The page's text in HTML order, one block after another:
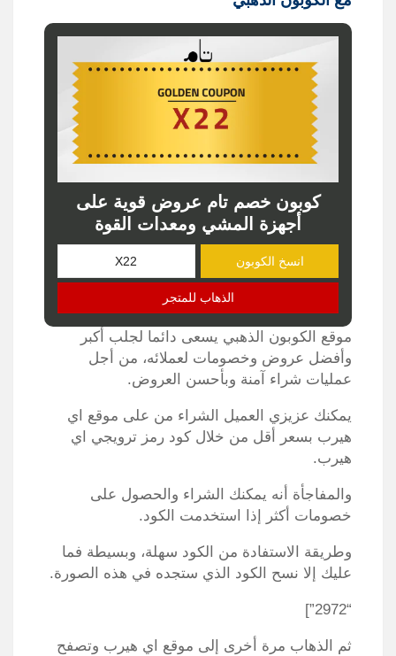
كوبون خصم تام عروض قوية على
أجهزة المشي ومعدات القوة
انسخ الكوبون
الذهاب للمتجر
موقع الكوبون الذهبي يسعى دائما لجلب أكبر
وأفضل عروض وخصومات لعملائه، من أجل
عمليات شراء آمنة وبأحسن العروض.
يمكنك عزيزي العميل الشراء من على موقع اي
هيرب بسعر أقل من خلال كود رمز ترويجي اي
هيرب.
والمفاجأة أنه يمكنك الشراء والحصول على
خصومات أكثر إذا استخدمت الكود.
وطريقة الاستفادة من الكود سهلة، وبسيطة فما
عليك إلا نسح الكود الذي ستجده في هذه الصورة.
“2972”]
ثم الذهاب مرة أخرى إلى موقع اي هيرب وتصفح